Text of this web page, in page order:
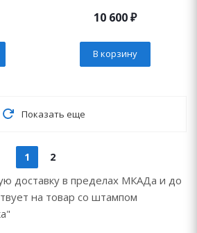
10 600₽
В корзину
Показать еще
1 2
доставку в пределах МКАДа и до
на товар со штампом